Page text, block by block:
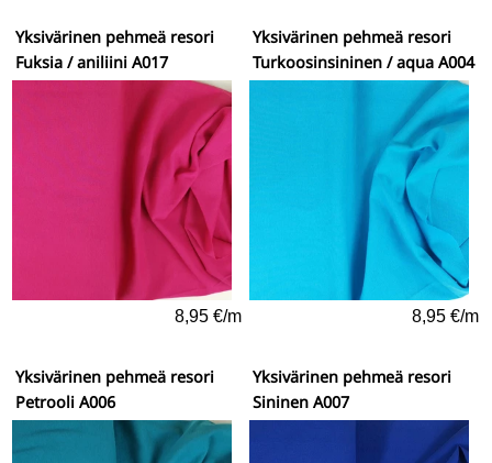
Yksivärinen pehmeä resori
Fuksia / aniliini A017
8,95 €/m
Yksivärinen pehmeä resori
Turkoosinsininen / aqua A004
8,95 €/m
Yksivärinen pehmeä resori
Petrooli A006
Yksivärinen pehmeä resori
Sininen A007